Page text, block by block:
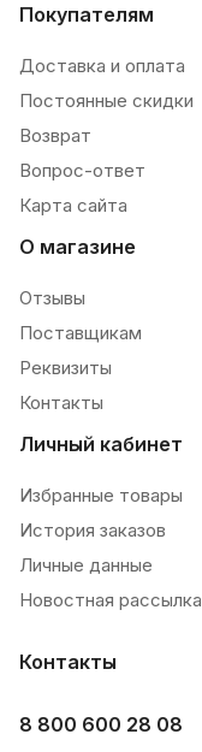
Покупателям
Доставка и оплата
Постоянные скидки
Возврат
Вопрос-ответ
Карта сайта
О магазине
Отзывы
Поставщикам
Реквизиты
Контакты
Личный кабинет
Избранные товары
История заказов
Личные данные
Новостная рассылка
Контакты
8 800 600 28 08